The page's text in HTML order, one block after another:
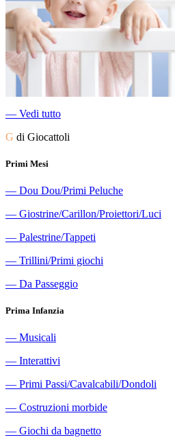
― Vedi tutto
G di Giocattoli
Primi Mesi
― Dou Dou/Primi Peluche
― Giostrine/Carillon/Proiettori/Luci
― Palestrine/Tappeti
― Trillini/Primi giochi
― Da Passeggio
Prima Infanzia
― Musicali
― Interattivi
― Primi Passi/Cavalcabili/Dondoli
― Costruzioni morbide
― Giochi da bagnetto